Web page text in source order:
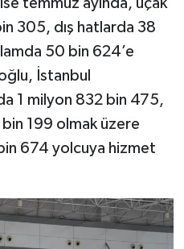
305, dış hatlarda 38
50 bin 624’e
İstanbul
1 milyon 832 bin 475,
199 olmak üzere
674 yolcuya hizmet